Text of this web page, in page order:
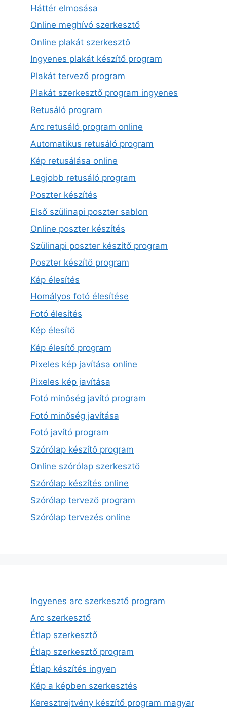
Háttér elmosása
Online meghívó szerkesztő
Online plakát szerkesztő
Ingyenes plakát készítő program
Plakát tervező program
Plakát szerkesztő program ingyenes
Retusáló program
Arc retusáló program online
Automatikus retusáló program
Kép retusálása online
Legjobb retusáló program
Poszter készítés
Első szülinapi poszter sablon
Online poszter készítés
Szülinapi poszter készítő program
Poszter készítő program
Kép élesítés
Homályos fotó élesítése
Fotó élesítés
Kép élesítő
Kép élesítő program
Pixeles kép javítása online
Pixeles kép javítása
Fotó minőség javító program
Fotó minőség javítása
Fotó javító program
Szórólap készítő program
Online szórólap szerkesztő
Szórólap készítés online
Szórólap tervező program
Szórólap tervezés online
Ingyenes arc szerkesztő program
Arc szerkesztő
Étlap szerkesztő
Étlap szerkesztő program
Étlap készítés ingyen
Kép a képben szerkesztés
Keresztrejtvény készítő program magyar